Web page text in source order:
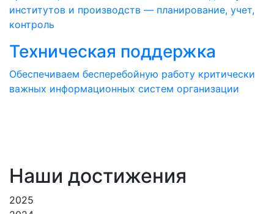
институтов и производств — планирование, учет,
контроль
Техническая поддержка
Обеспечиваем бесперебойную работу критически
важных информационных систем организации
Наши достижения
2025